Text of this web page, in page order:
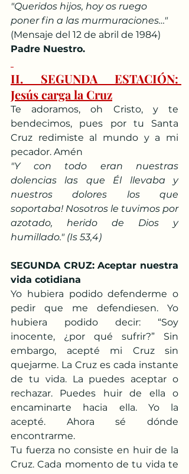
"Queridos hijos, hoy os ruego
poner fin a las murmuraciones…"
(Mensaje del 12 de abril de 1984)
Padre Nuestro.
II. SEGUNDA ESTACIÓN:
Jesús carga la Cruz
Te adoramos, oh Cristo, y te
bendecimos, pues por tu Santa
Cruz redimiste al mundo y a mi
pecador. Amén
"Y con todo eran nuestras
dolencias las que Él llevaba y
nuestros dolores los que
soportaba! Nosotros le tuvimos por
azotado, herido de Dios y
humillado." (Is 53,4)
SEGUNDA CRUZ: Aceptar nuestra
vida cotidiana
Yo hubiera podido defenderme o
pedir que me defendiesen. Yo
hubiera podido decir: “Soy
inocente, ¿por qué sufrir?” Sin
embargo, acepté mi Cruz sin
quejarme. La Cruz es cada instante
de tu vida. La puedes aceptar o
rechazar. Puedes huir de ella o
encaminarte hacia ella. Yo la
acepté. Ahora sé dónde
encontrarme.
Tu fuerza no consiste en huir de la
Cruz. Cada momento de tu vida te